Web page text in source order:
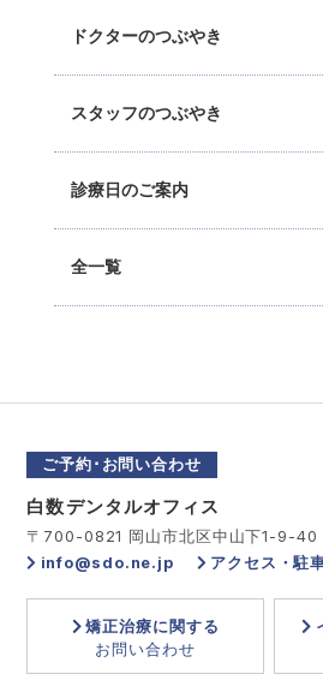
ドクターのつぶやき
スタッフのつぶやき
診療日のご案内
全一覧
ご予約･お問い合わせ
白数デンタルオフィス
〒700-0821 岡山市北区中山下1-9-40
info@sdo.ne.jp
アクセス・駐
矯正治療に関する
お問い合わせ